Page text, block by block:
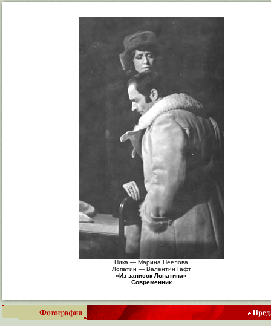
Ника — Марина Неелова
Лопатин — Валентин Гафт
«Из записок Лопатина»
Современник